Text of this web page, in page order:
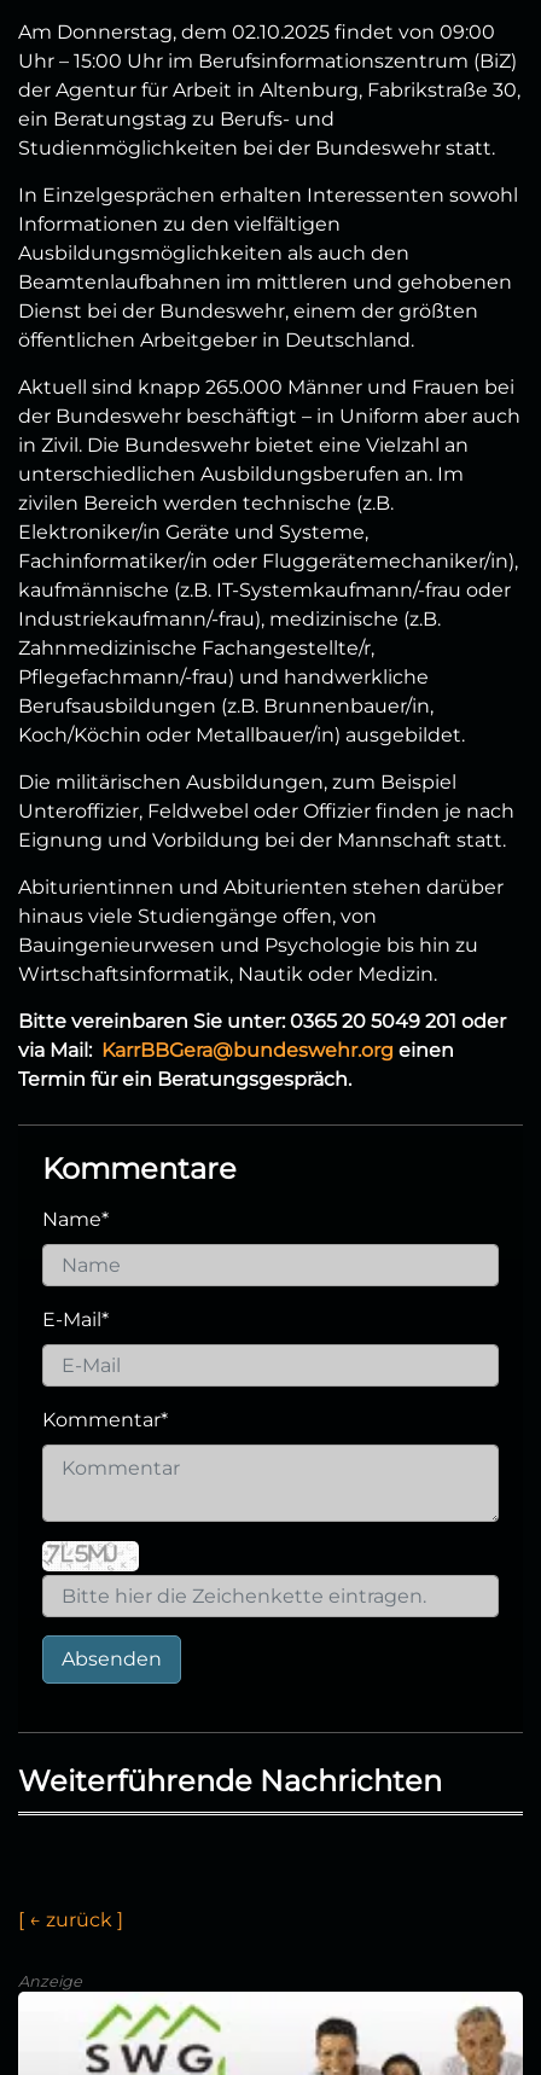
Am Donnerstag, dem 02.10.2025 findet von 09:00
Uhr – 15:00 Uhr im Berufsinformationszentrum (BiZ)
der Agentur für Arbeit in Altenburg, Fabrikstraße 30,
ein Beratungstag zu Berufs- und
Studienmöglichkeiten bei der Bundeswehr statt.
In Einzelgesprächen erhalten Interessenten sowohl
Informationen zu den vielfältigen
Ausbildungsmöglichkeiten als auch den
Beamtenlaufbahnen im mittleren und gehobenen
Dienst bei der Bundeswehr, einem der größten
öffentlichen Arbeitgeber in Deutschland.
Aktuell sind knapp 265.000 Männer und Frauen bei
der Bundeswehr beschäftigt – in Uniform aber auch
in Zivil. Die Bundeswehr bietet eine Vielzahl an
unterschiedlichen Ausbildungsberufen an. Im
zivilen Bereich werden technische (z.B.
Elektroniker/in Geräte und Systeme,
Fachinformatiker/in oder Fluggerätemechaniker/in),
kaufmännische (z.B. IT-Systemkaufmann/-frau oder
Industriekaufmann/-frau), medizinische (z.B.
Zahnmedizinische Fachangestellte/r,
Pflegefachmann/-frau) und handwerkliche
Berufsausbildungen (z.B. Brunnenbauer/in,
Koch/Köchin oder Metallbauer/in) ausgebildet.
Die militärischen Ausbildungen, zum Beispiel
Unteroffizier, Feldwebel oder Offizier finden je nach
Eignung und Vorbildung bei der Mannschaft statt.
Abiturientinnen und Abiturienten stehen darüber
hinaus viele Studiengänge offen, von
Bauingenieurwesen und Psychologie bis hin zu
Wirtschaftsinformatik, Nautik oder Medizin.
Bitte vereinbaren Sie unter: 0365 20 5049 201 oder
via Mail: KarrBBGera@bundeswehr.org einen
Termin für ein Beratungsgespräch.
Kommentare
Name*
E-Mail*
Kommentar*
Absenden
Weiterführende Nachrichten
[ ← zurück ]
Anzeige